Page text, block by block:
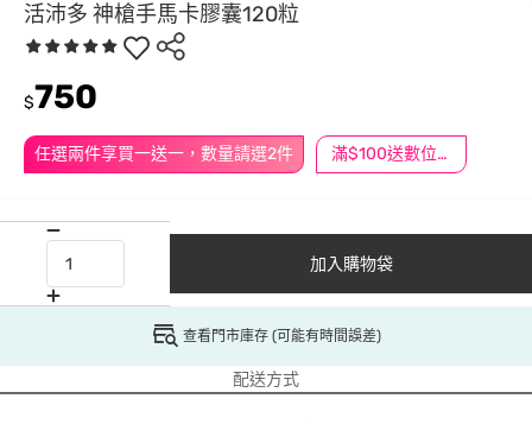
活沛多 神槍手馬卡膠囊120粒
任選兩件享買一送一，數量請選2件 滿$100送數位印花
$750
加入購物袋
查看門市庫存 (可能有時間誤差)
配送方式